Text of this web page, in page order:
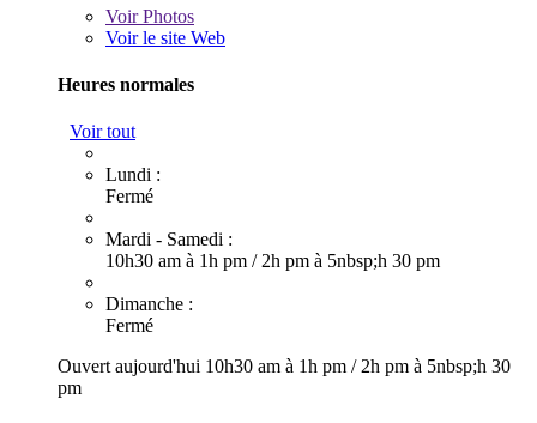
VoirPhotos
Voir le site Web
Heures normales
Voir tout
Lundi :
Fermé
Mardi - Samedi :
10h30 am à 1h pm / 2h pm à 5nbsp;h 30 pm
Dimanche :
Fermé
Ouvert aujourd'hui 10h30 am à 1h pm / 2h pm à 5nbsp;h 30
pm